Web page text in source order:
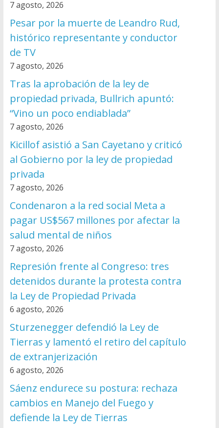
7 agosto, 2026
Pesar por la muerte de Leandro Rud,
histórico representante y conductor
de TV
7 agosto, 2026
Tras la aprobación de la ley de
propiedad privada, Bullrich apuntó:
“Vino un poco endiablada”
7 agosto, 2026
Kicillof asistió a San Cayetano y criticó
al Gobierno por la ley de propiedad
privada
7 agosto, 2026
Condenaron a la red social Meta a
pagar US$567 millones por afectar la
salud mental de niños
7 agosto, 2026
Represión frente al Congreso: tres
detenidos durante la protesta contra
la Ley de Propiedad Privada
6 agosto, 2026
Sturzenegger defendió la Ley de
Tierras y lamentó el retiro del capítulo
de extranjerización
6 agosto, 2026
Sáenz endurece su postura: rechaza
cambios en Manejo del Fuego y
defiende la Ley de Tierras